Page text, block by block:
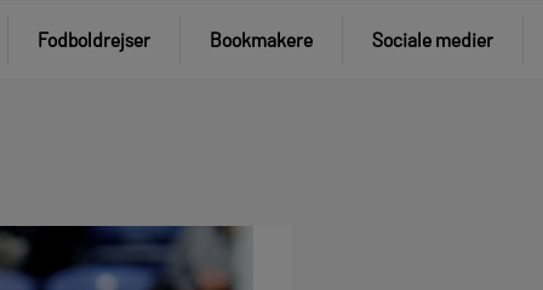
Fodboldrejser Bookmakere Sociale medier